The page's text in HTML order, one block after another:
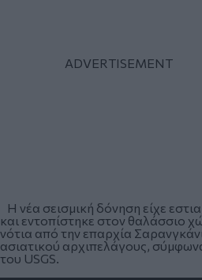
Η νέα σεισμική δόνηση είχε
και εντοπίστηκε στον θαλάσσιο
νότια από την επαρχία
ασιατικού αρχιπελάγους,
του USGS.